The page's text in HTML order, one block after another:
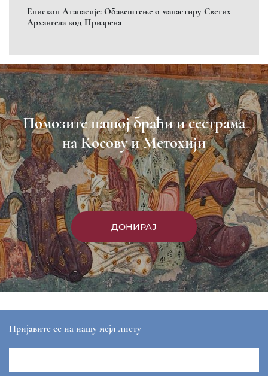
Eпископ Атанасије: Обавештење о манастиру Светих
Архангела код Призрена
Помозите нашој браћи и сестрама
на Косову и Метохији
ДОНИРАЈ
Пријавите се на нашу мејл листу